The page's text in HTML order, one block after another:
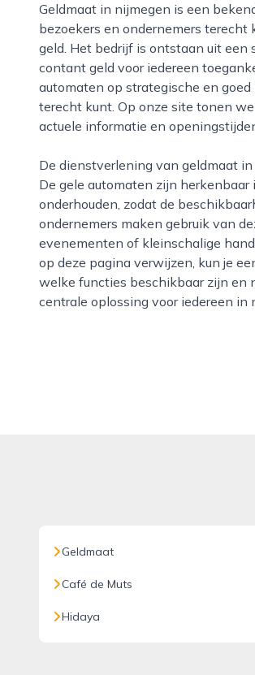
Geldmaat in nijmegen is een bekende en betrouwbare aanbieder van geldautomaten waar inwoners,
bezoekers en ondernemers
geld. Het bedrijf is ontstaan uit
contant geld voor iedereen
automaten op strategische en
terecht kunt. Op onze site tonen
actuele informatie en
De dienstverlening van geldmaat in nijmegen richt zich vooral op gemak, veiligheid en continuïteit.
De gele automaten zijn
onderhouden, zodat de
ondernemers maken gebruik van
evenementen of kleinschalige
op deze pagina verwijzen, kun je
welke functies beschikbaar zijn en
centrale oplossing voor iedereen
Geldmaat
Café de Muts
Hidaya